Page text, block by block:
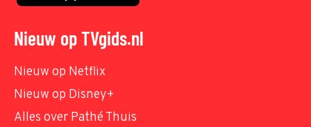
Nieuw op TVgids.nl
Nieuw op Netflix
Nieuw op Disney+
Alles over Pathé Thuis